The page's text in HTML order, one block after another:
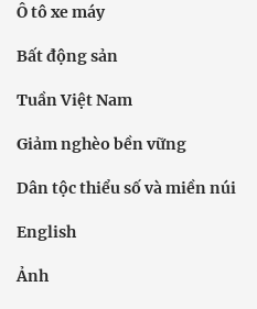
Ô tô xe máy
Bất động sản
Tuần Việt Nam
Giảm nghèo bền vững
Dân tộc thiểu số và miền núi
English
Ảnh